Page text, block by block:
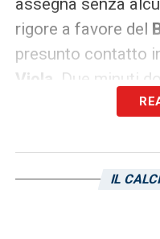
assegna senza
rigore a favore del
presunto contatto
Viola
. Due minuti
viene richiamato al
All”87 DoveriIL